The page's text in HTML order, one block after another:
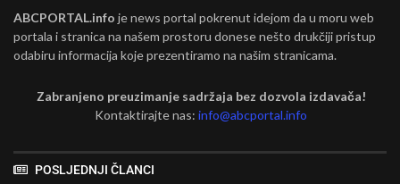
ABCPORTAL.info je news portal pokrenut idejom da u moru web
portala i stranica na našem prostoru donese nešto drukčiji pristup
odabiru informacija koje prezentiramo na našim stranicama.
Zabranjeno preuzimanje sadržaja bez dozvola izdavača!
Kontaktirajte nas:info@abcportal.info
POSLJEDNJI ČLANCI